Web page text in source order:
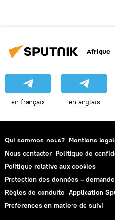
Afrique
en français en anglais
Qui sommes-nous? Mentions
Nous contacter Politique de
Politique relative aux cookies
Protection des données – demande
Règles de conduite Application
Preferences en matiere de suivi